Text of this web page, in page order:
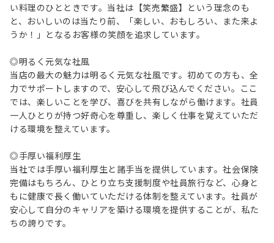
い料理のひとときです。当社は【笑売繁盛】という理念のも
と、おいしいのは当たり前、「楽しい、おもしろい、また来よ
うか！」となるお客様の笑顔を追求しています。
◎明るく元気な社風
当店の最大の魅力は明るく元気な社風です。初めての方も、全
力でサポートしますので、安心して飛び込んでください。ここ
では、楽しいことを学び、喜びを共有しながら働けます。社員
一人ひとりが持つ好奇心を尊重し、楽しく仕事を覚えていただ
ける環境を整えています。
◎手厚い福利厚生
当社では手厚い福利厚生と諸手当を提供しています。社会保険
完備はもちろん、ひとり立ち支援制度や社員旅行など、心身と
もに健康で長く働いていただける体制を整えています。社員が
安心して自分のキャリアを築ける環境を提供することが、私た
ちの誇りです。